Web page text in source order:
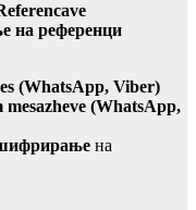
на референци
(WhatsApp, Viber)
(WhatsApp,
на